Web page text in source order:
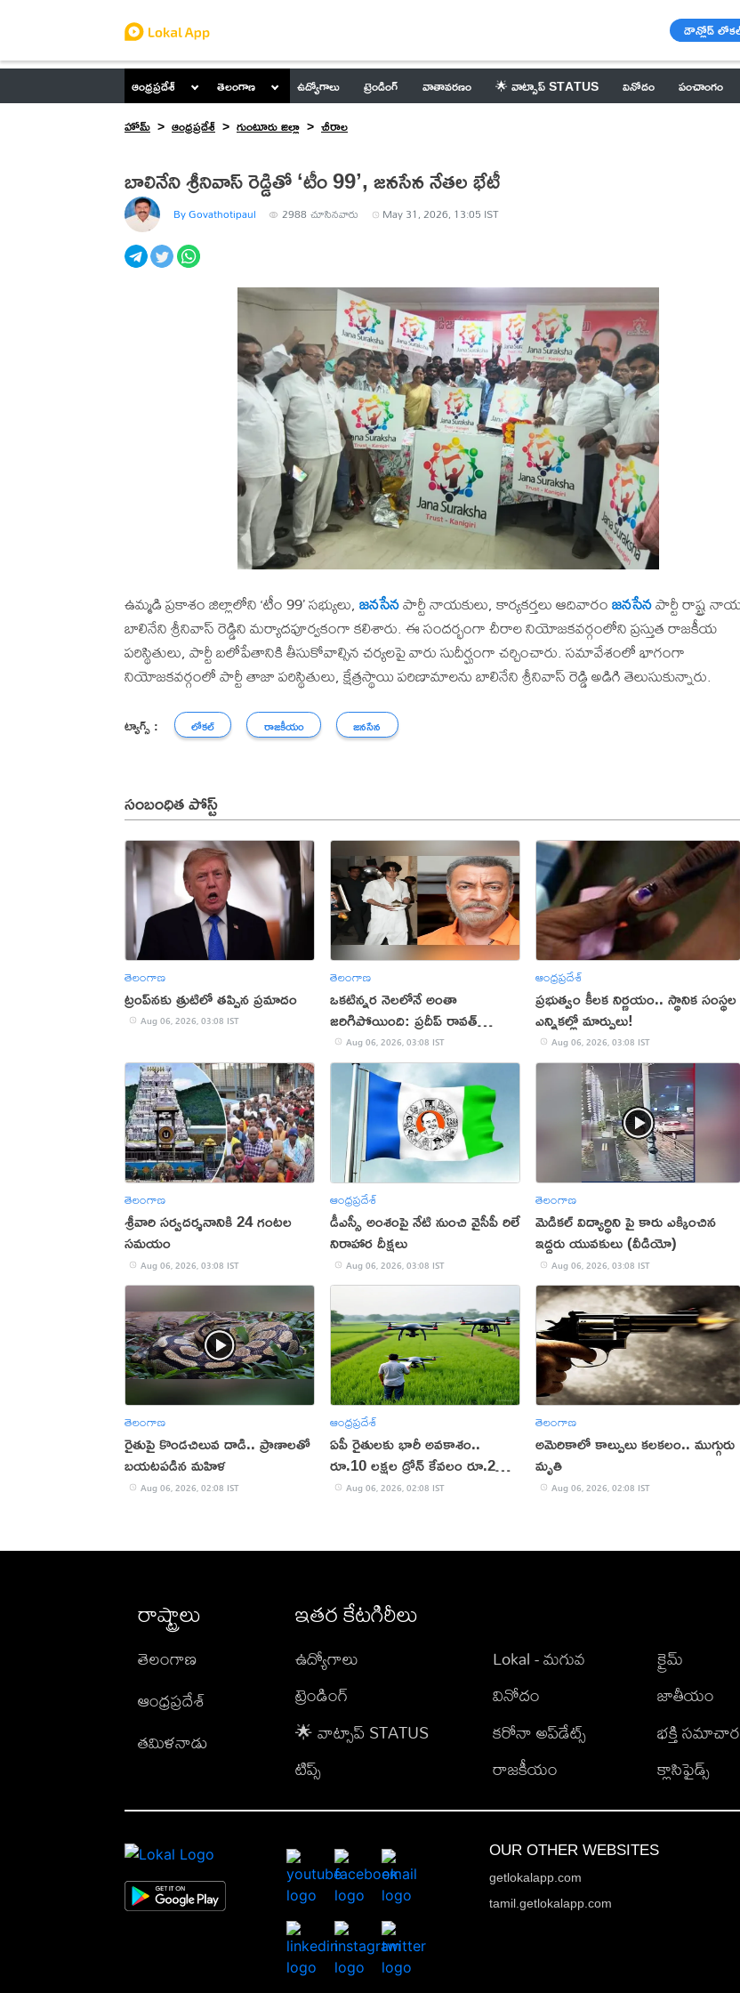
డౌన్లోడ్
ఆంధ్రప్రదేశ్ తెలంగాణ ఉద్యోగాలు ట్రెండింగ్ వాతావరణం 🌟 వాట్సాప్ STATUS వినోదం పంచాంగం
హోమ్
ఆంధ్రప్రదేశ్ గుంటూరు జిల్లా చీరాల
బాలినేని శ్రీనివాస్ రెడ్డితో ‘టీం 99’, జనసేన నేతల భేటీ
By Govathotipaul 2988 చూసినవారు May 31, 2026, 13:05 IST
ఉమ్మడి ప్రకాశం జిల్లాలోని ‘టీం 99’ సభ్యులు,జనసేనపార్టీ నాయకులు, కార్యకర్తలు ఆదివారంజనసేనపార్టీ రాష్ట్ర
బాలినేని శ్రీనివాస్ రెడ్డిని మర్యాదపూర్వకంగా కలిశారు. ఈ సందర్భంగా చీరాల నియోజకవర్గంలోని ప్రస్తుత రాజకీయ
పరిస్థితులు, పార్టీ బలోపేతానికి తీసుకోవాల్సిన చర్యలపై వారు సుదీర్ఘంగా చర్చించారు. సమావేశంలో భాగంగా
నియోజకవర్గంలో పార్టీ తాజా పరిస్థితులు, క్షేత్రస్థాయి పరిణామాలను బాలినేని శ్రీనివాస్ రెడ్డి అడిగి తెలుసుకున్నారు.
ట్యాగ్స్ : లోకల్ రాజకీయం జనసేన
సంబంధిత పోస్ట్
తెలంగాణ
ట్రంప్‌నకు త్రుటిలో తప్పిన ప్రమాదం
Aug 06, 2026, 03:08 IST
తెలంగాణ
ఒకటిన్నర నెలలోనే అంతా
జరిగిపోయింది: ప్రదీప్ రావత్
కుమారుడు
Aug 06, 2026, 03:08 IST
ఆంధ్రప్రదేశ్
ప్రభుత్వం కీలక నిర్ణయం.. స్థానిక సంస్థల
ఎన్నికల్లో మార్పులు!
Aug 06, 2026, 03:08 IST
తెలంగాణ
శ్రీవారి సర్వదర్శనానికి 24 గంటల
సమయం
Aug 06, 2026, 03:08 IST
ఆంధ్రప్రదేశ్
డీఎస్సీ అంశంపై నేటి నుంచి వైసీపీ రిలే
నిరాహార దీక్షలు
Aug 06, 2026, 03:08 IST
తెలంగాణ
మెడికల్ విద్యార్థిని పై కారు ఎక్కించిన
ఇద్దరు యువకులు (వీడియో)
Aug 06, 2026, 03:08 IST
తెలంగాణ
రైతుపై కొండచిలువ దాడి.. ప్రాణాలతో
బయటపడిన మహిళ
Aug 06, 2026, 02:08 IST
ఆంధ్రప్రదేశ్
ఏపీ రైతులకు భారీ అవకాశం..
రూ.10 లక్షల డ్రోన్ కేవలం రూ.2
లక్షలకే!
Aug 06, 2026, 02:08 IST
తెలంగాణ
అమెరికాలో కాల్పులు కలకలం.. ముగ్గురు
మృతి
Aug 06, 2026, 02:08 IST
రాష్ట్రాలు
తెలంగాణ
ఆంధ్రప్రదేశ్
తమిళనాడు
ఇతర కేటగిరీలు
ఉద్యోగాలు
ట్రెండింగ్
🌟 వాట్సాప్ STATUS
టిప్స్
Lokal - మగువ
వినోదం
కరోనా అప్‌డేట్స్
రాజకీయం
క్రైమ్
జాతీయం
భక్తి
క్లాసిఫైడ్స్
OUR OTHER WEBSITES
getlokalapp.com
tamil.getlokalapp.com